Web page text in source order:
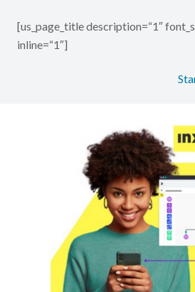
[us_page_title description=“1″
inline=“1″]